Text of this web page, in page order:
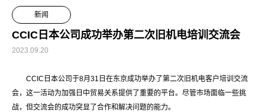
新闻
CCIC日本公司成功举办第二次旧机电培训交流会
2023.09.20
CCIC日本公司于8月31日在东京成功举办了第二次旧机电客户培训交流
会，这一活动为加强日中贸易关系提供了重要的平台。尽管市场面临一些挑
战，但交流会的成功突显了合作和解决问题的能力。